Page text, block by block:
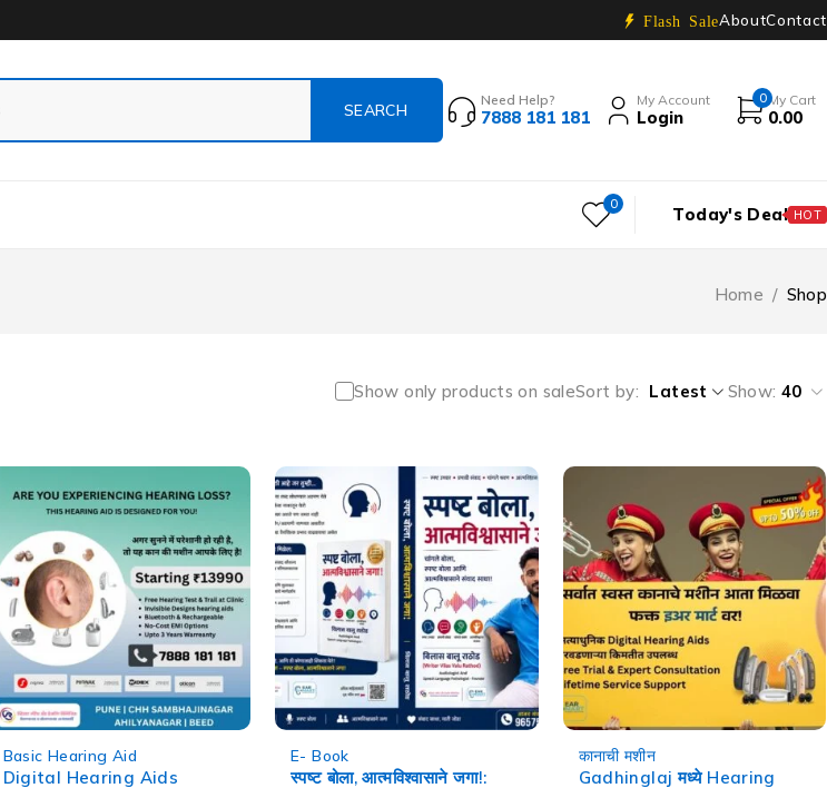
Flash SaleAboutContact
Need Help?
7888 181 181
My Account
Login
0 My Cart
0.00
0 Today's Deal HOT
Home / Shop
Show only products on saleSort by Latest Show: 40
Basic Hearing Aid
Digital Hearing Aids
E- Book
स्पष्ट बोला, आत्मविश्वासाने जगा!:
कानाची मशीन
Gadhinglaj मध्ये Hearing